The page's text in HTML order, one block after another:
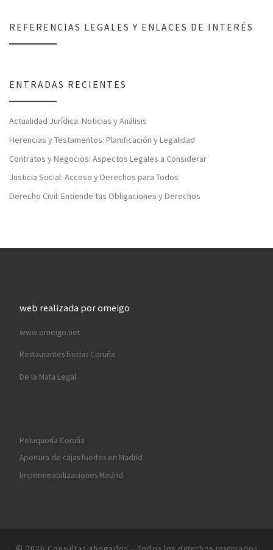
REFERENCIAS LEGALES Y ENLACES DE INTERÉS
ENTRADAS RECIENTES
Actualidad Jurídica: Noticias y Análisis
Herencias y Testamentos: Planificación y Legalidad
Contratos y Negocios: Aspectos Legales a Considerar
Justicia Social: Acceso y Derechos para Todos
Derecho Civil: Entiende tus Obligaciones y Derechos
web realizada por omeigo
www.omeigo.net
Restaurantes bodas Coruña
De la Mata Legal
Peluquería Coruña
Apertura de cajas fuertes en Madrid
Impermeabilizaciones Madrid